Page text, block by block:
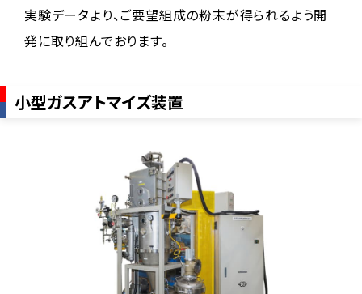
実験データより、ご要望組成の粉末が得られるよう開
発に取り組んでおります。
小型ガスアトマイズ装置